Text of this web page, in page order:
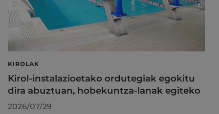
KIROLAK
Kirol-instalazioetako ordutegiak egokitu
dira abuztuan, hobekuntza-lanak egiteko
2026/07/29